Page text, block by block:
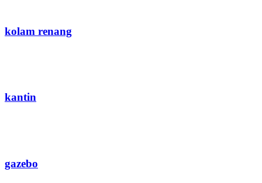
kolam renang
kantin
gazebo